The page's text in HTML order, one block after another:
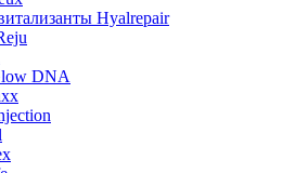
Hyalrepair
DNA